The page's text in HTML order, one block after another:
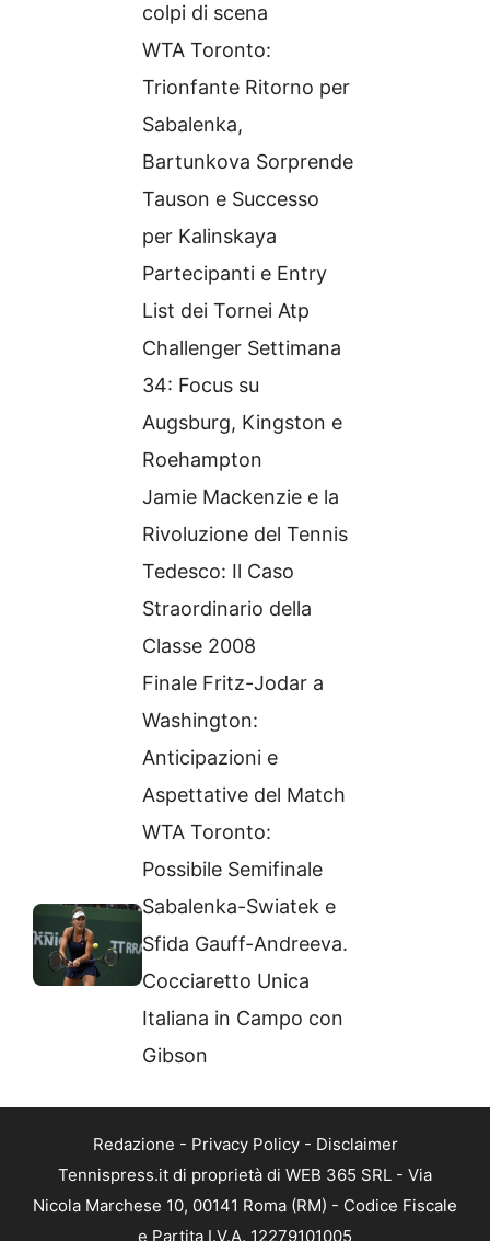
colpi di scena
WTA Toronto:
Trionfante Ritorno per
Sabalenka,
Bartunkova Sorprende
Tauson e Successo
per Kalinskaya
Partecipanti e Entry
List dei Tornei Atp
Challenger Settimana
34: Focus su
Augsburg, Kingston e
Roehampton
Jamie Mackenzie e la
Rivoluzione del Tennis
Tedesco: Il Caso
Straordinario della
Classe 2008
Finale Fritz-Jodar a
Washington:
Anticipazioni e
Aspettative del Match
WTA Toronto:
Possibile Semifinale
Sabalenka-Swiatek e
Sfida Gauff-Andreeva.
Cocciaretto Unica
Italiana in Campo con
Gibson
Redazione - Privacy Policy- Disclaimer
Tennispress.it di proprietà di WEB 365 SRL - Via
Nicola Marchese 10, 00141 Roma (RM) - Codice Fiscale
e Partita I.V.A. 12279101005